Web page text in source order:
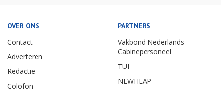
OVER ONS
Contact
Adverteren
Redactie
Colofon
PARTNERS
Vakbond Nederlands
Cabinepersoneel
TUI
NEWHEAP